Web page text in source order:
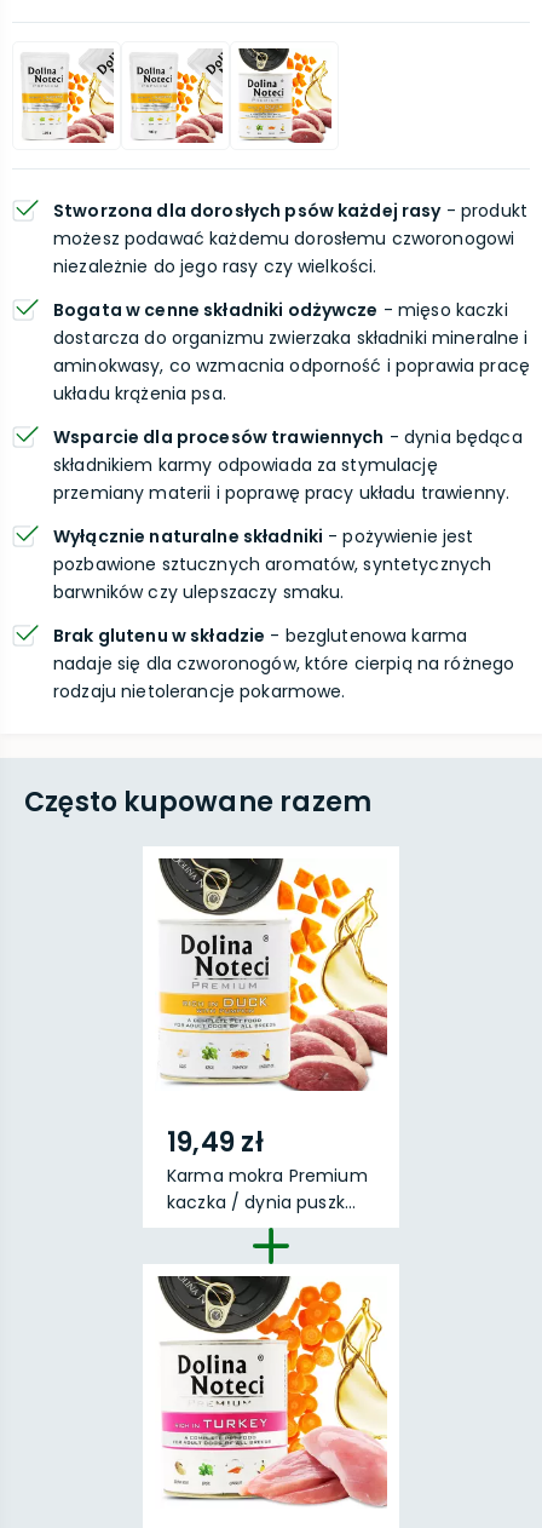
Stworzona dla dorosłych psów każdej rasy- produkt
możesz podawać każdemu dorosłemu czworonogowi
niezależnie do jego rasy czy wielkości.
Bogata w cenne składniki odżywcze - mięso kaczki
dostarcza do organizmu zwierzaka składniki mineralne i
aminokwasy, co wzmacnia odporność i poprawia pracę
układu krążenia psa.
Wsparcie dla procesów trawiennych - dynia będąca
składnikiem karmy odpowiada za stymulację
przemiany materii i poprawę pracy układu trawienny.
Wyłącznie naturalne składniki - pożywienie jest
pozbawione sztucznych aromatów, syntetycznych
barwników czy ulepszaczy smaku.
Brak glutenu w składzie - bezglutenowa karma
nadaje się dla czworonogów, które cierpią na różnego
rodzaju nietolerancje pokarmowe.
Często kupowane razem
19,49 zł
Karma mokra Premium
kaczka / dynia puszk...